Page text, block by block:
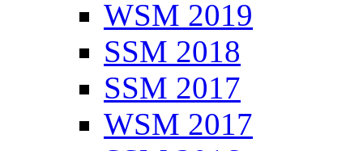
WSM 2019
SSM 2018
SSM 2017
WSM 2017